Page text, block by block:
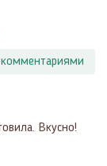
Вкусно!